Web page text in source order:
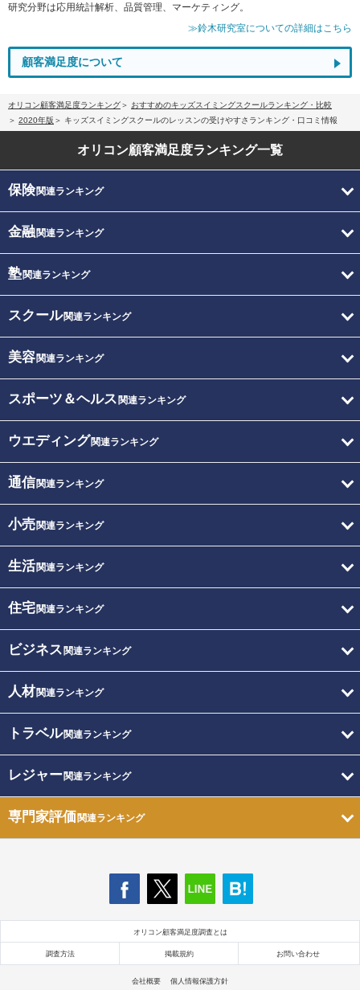
研究分野は応用統計解析、品質管理、マーケティング。
≫鈴木研究室についての詳細はこちら
顧客満足度について
オリコン顧客満足度ランキング
おすすめのキッズスイミングスクールランキング・比較
2020年版
キッズスイミングスクールのレッスンの受けやすさランキング・口コミ情報
オリコン顧客満足度ランキング一覧
保険関連ランキング
金融関連ランキング
塾関連ランキング
スクール関連ランキング
美容関連ランキング
スポーツ＆ヘルス 関連ランキング
ウエディング関連ランキング
通信関連ランキング
小売関連ランキング
生活関連ランキング
住宅関連ランキング
ビジネス 関連ランキング
人材関連ランキング
トラベル関連ランキング
レジャー関連ランキング
専門家評価関連ランキング
オリコン顧客満足度調査とは
調査方法 掲載規約 お問い合わせ
会社概要 個人情報保護方針